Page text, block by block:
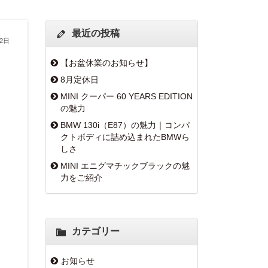
日
最近の投稿
【お盆休業のお知らせ】
8月定休日
MINI クーパー 60 YEARS EDITION
の魅力
BMW 130i（E87）の魅力｜コンパ
クトボディに詰め込まれたBMWら
しさ
MINI エニグマチックブラックの魅
力をご紹介
カテゴリー
お知らせ